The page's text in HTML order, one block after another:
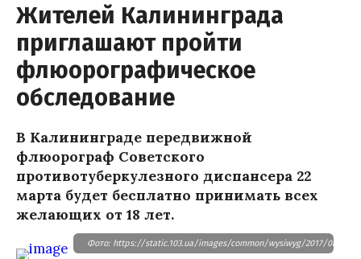
Жителей Калининграда
приглашают пройти
флюорографическое
обследование
В Калининграде передвижной
флюорограф Советского
противотуберкулезного диспансера 22
марта будет бесплатно принимать всех
желающих от 18 лет.
Фото: https://static.103.ua/images/common/wysiwyg/2017/08/